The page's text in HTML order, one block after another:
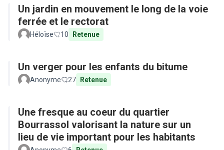
Un jardin en mouvement le long de la voie
ferrée et le rectorat
Héloïse 10 Retenue
Un verger pour les enfants du bitume
Anonyme 27 Retenue
Une fresque au coeur du quartier
Bourrassol valorisant la nature sur un
lieu de vie important pour les habitants